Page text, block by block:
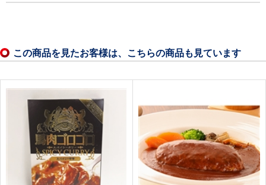
この商品を見たお客様は、こちらの商品も見ています